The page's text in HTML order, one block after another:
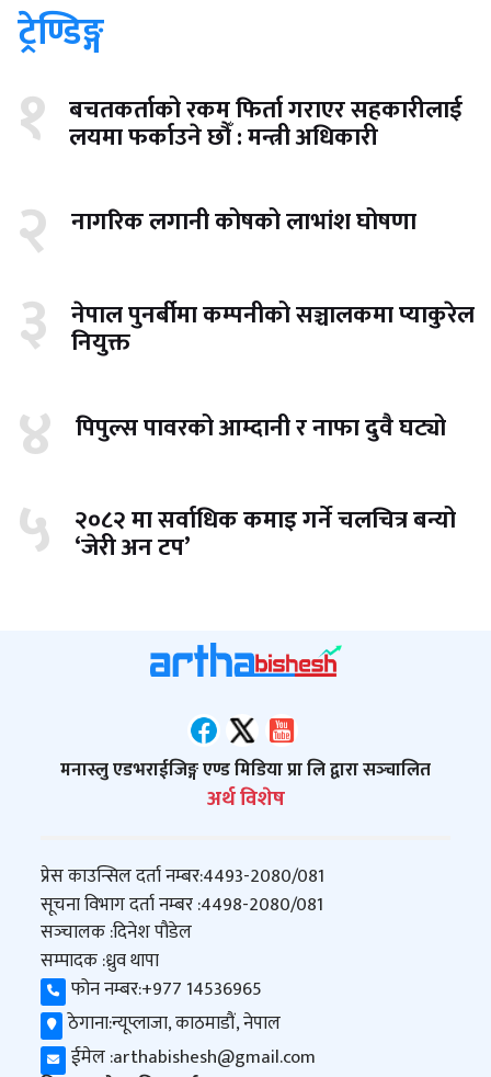
ट्रेण्डिङ्ग
१ बचतकर्ताको रकम फिर्ता गराएर सहकारीलाई
लयमा फर्काउने छौँ : मन्त्री अधिकारी
२ नागरिक लगानी कोषको लाभांश घोषणा
३ नेपाल पुनर्बीमा कम्पनीको सञ्चालकमा प्याकुरेल
नियुक्त
४ पिपुल्स पावरको आम्दानी र नाफा दुवै घट्यो
५ २०८२ मा सर्वाधिक कमाइ गर्ने चलचित्र बन्यो
‘जेरी अन टप’
मनास्लु एडभराईजिङ्ग एण्ड मिडिया प्रा लि द्वारा सञ्‍चालित
अर्थ विशेष
प्रेस काउन्सिल दर्ता नम्बर:4493-2080/081
सूचना विभाग दर्ता नम्बर :4498-2080/081
सञ्‍चालक :दिनेश पौडेल
सम्पादक :ध्रुव थापा
फोन नम्बर:+977 14536965
ठेगाना:न्यूप्लाजा, काठमाडौं, नेपाल
ईमेल :arthabishesh@gmail.com